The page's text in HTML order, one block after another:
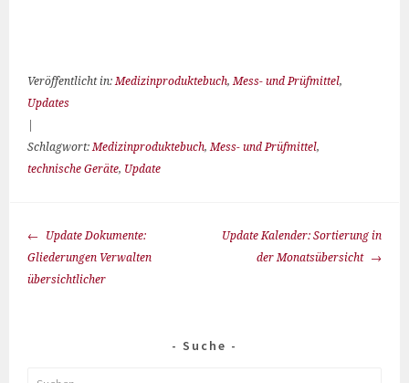
Veröffentlicht in:Medizinproduktebuch,Mess- und Prüfmittel,
Updates
Schlagwort:Medizinproduktebuch,Mess- und Prüfmittel,
technische Geräte, Update
Update Dokumente:
Gliederungen Verwalten
übersichtlicher
Update Kalender: Sortierung in
der Monatsübersicht
Suche